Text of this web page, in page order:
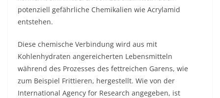
potenziell gefährliche Chemikalien wie Acrylamid
entstehen.
Diese chemische Verbindung wird aus mit
Kohlenhydraten angereicherten Lebensmitteln
während des Prozesses des fettreichen Garens, wie
zum Beispiel Frittieren, hergestellt. Wie von der
International Agency for Research angegeben, ist